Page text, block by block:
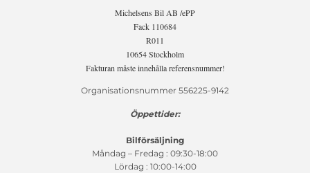
Michelsens Bil AB /ePP
Fack 110684
R011
10654 Stockholm
Fakturan måste innehålla referensnummer!
Organisationsnummer 556225-9142
Öppettider:
Bilförsäljning
Måndag – Fredag : 09:30-18:00
Lördag : 10:00-14:00